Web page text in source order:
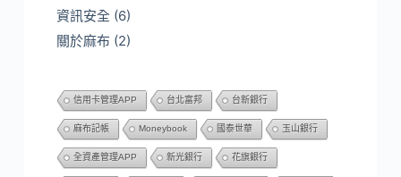
資訊安全(6)
關於麻布 (2)
信用卡管理APP 台北富邦 台新銀行
麻布記帳 Moneybook 國泰世華 玉山銀行
全資產管理APP 新光銀行 花旗銀行